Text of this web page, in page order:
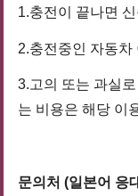
1.충전이 끝나면
2.충전중인 자동차
3.고의 또는 과실
는 비용은 해당 이
문의처 (일본어 응